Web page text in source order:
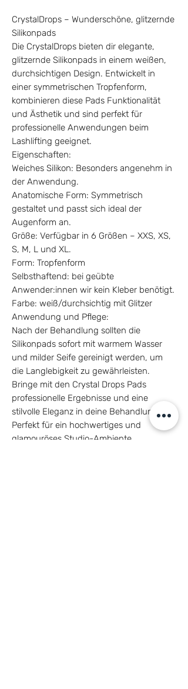
CrystalDrops – Wunderschöne, glitzernde
Silikonpads
Die CrystalDrops bieten dir elegante,
glitzernde Silikonpads in einem weißen,
durchsichtigen Design. Entwickelt in
einer symmetrischen Tropfenform,
kombinieren diese Pads Funktionalität
und Ästhetik und sind perfekt für
professionelle Anwendungen beim
Lashlifting geeignet.
Eigenschaften:
Weiches Silikon: Besonders angenehm in
der Anwendung.
Anatomische Form: Symmetrisch
gestaltet und passt sich ideal der
Augenform an.
Größe: Verfügbar in 6 Größen – XXS, XS,
S, M, L und XL.
Form: Tropfenform
Selbsthaftend: bei geübte
Anwender:innen wir kein Kleber benötigt.
Farbe: weiß/durchsichtig mit Glitzer
Anwendung und Pflege:
Nach der Behandlung sollten die
Silikonpads sofort mit warmem Wasser
und milder Seife gereinigt werden, um
die Langlebigkeit zu gewährleisten.
Bringe mit den Crystal Drops Pads
professionelle Ergebnisse und eine
stilvolle Eleganz in deine Behandlungen.
Perfekt für ein hochwertiges und
glamouröses Studio-Ambiente.